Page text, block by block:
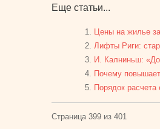
Еще статьи...
Цены на жилье
Лифты Риги:
И. Калниньш:
Почему
Порядок
Страница 399 из 401